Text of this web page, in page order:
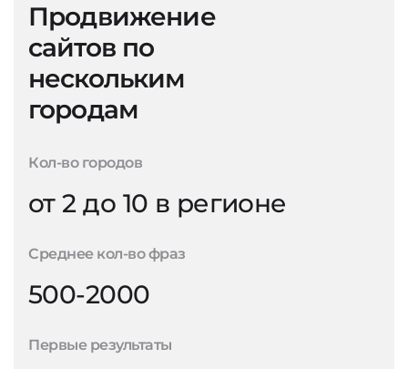
Продвижение
сайтов по
нескольким
городам
Кол-во городов
от 2 до 10 в регионе
Среднее кол-во фраз
500-2000
Первые результаты